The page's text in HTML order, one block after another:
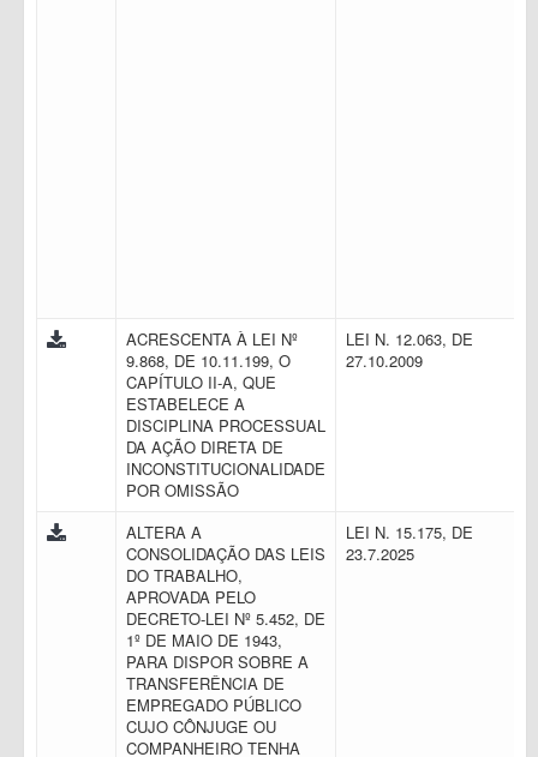
ACRESCENTA À LEI Nº
9.868, DE 10.11.199, O
CAPÍTULO II-A, QUE
ESTABELECE A
DISCIPLINA PROCESSUAL
DA AÇÃO DIRETA DE
INCONSTITUCIONALIDADE
POR OMISSÃO
LEI N. 12.063, DE
27.10.2009
ALTERA A
CONSOLIDAÇÃO DAS LEIS
DO TRABALHO,
APROVADA PELO
DECRETO-LEI Nº 5.452, DE
1º DE MAIO DE 1943,
PARA DISPOR SOBRE A
TRANSFERÊNCIA DE
EMPREGADO PÚBLICO
CUJO CÔNJUGE OU
COMPANHEIRO TENHA
LEI N. 15.175, DE
23.7.2025